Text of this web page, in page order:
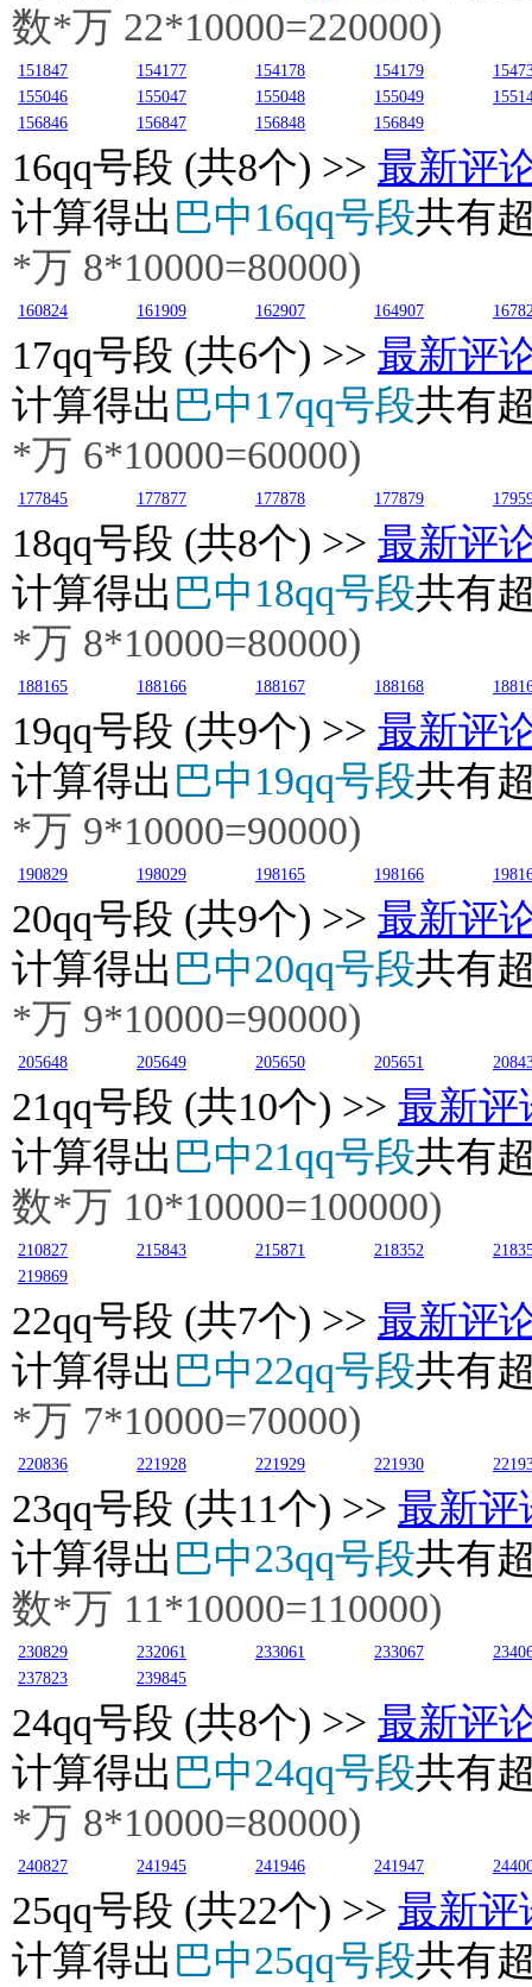
数*万 22*10000=220000)
151847 154177 154178 154179
155046
155047 155048 155049
156846
156847 156848 156849
16qq号段 (共8个) >> 最新评
计算得出 巴中16qq号段共有
*万 8*10000=80000)
160824 161909 162907 164907
17qq号段 (共6个) >> 最新评
计算得出 巴中17qq号段共有
*万 6*10000=60000)
177845 177877 177878 177879
18qq号段 (共8个) >> 最新评
计算得出 巴中18qq号段共有
*万 8*10000=80000)
188165 188166 188167 188168
19qq号段 (共9个) >> 最新评
计算得出 巴中19qq号段共有
*万 9*10000=90000)
190829 198029 198165 198166
20qq号段 (共9个) >> 最新评
计算得出 巴中20qq号段共有
*万 9*10000=90000)
205648 205649 205650 205651
21qq号段 (共10个) >> 最新评
计算得出 巴中21qq号段共有
数*万 10*10000=100000)
210827 215843 215871 218352
219869
22qq号段 (共7个) >> 最新评
计算得出 巴中22qq号段共有
*万 7*10000=70000)
220836 221928 221929 221930
23qq号段 (共11个) >> 最新评
计算得出 巴中23qq号段共有
数*万 11*10000=110000)
230829 232061 233061 233067
237823
239845
24qq号段 (共8个) >> 最新评
计算得出 巴中24qq号段共有
*万 8*10000=80000)
240827 241945 241946 241947
25qq号段 (共22个) >> 最新评
计算得出 巴中25qq号段共有